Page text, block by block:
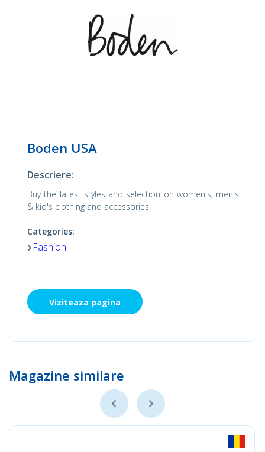
Boden USA
Descriere:
Buy the latest styles and selection on women's, men's
& kid's clothing and accessories.
Categories:
Fashion
Viziteaza pagina
Magazine similare